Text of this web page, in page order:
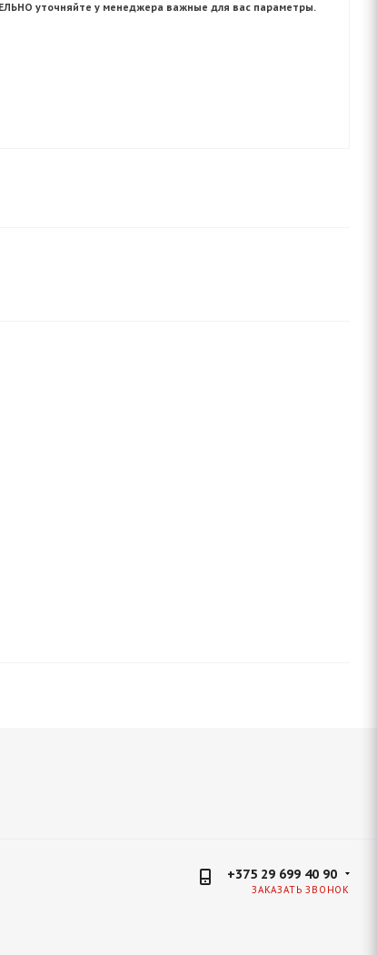
уточняйте у менеджера важные для вас параметры.
+375 29 699 40 90
ЗАКАЗАТЬ ЗВОНОК